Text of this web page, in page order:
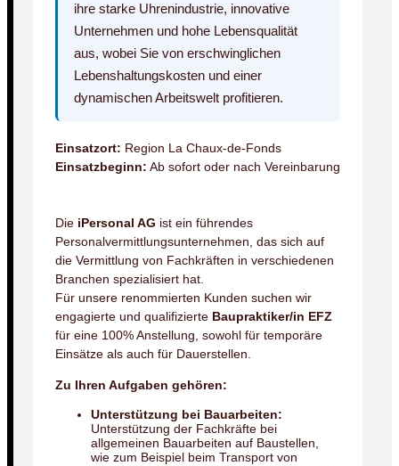
ihre starke Uhrenindustrie, innovative
Unternehmen und hohe Lebensqualität
aus, wobei Sie von erschwinglichen
Lebenshaltungskosten und einer
dynamischen Arbeitswelt profitieren.
Einsatzort: Region La Chaux-de-Fonds
Einsatzbeginn: Ab sofort oder nach Vereinbarung
Die iPersonal AG ist ein führendes
Personalvermittlungsunternehmen, das sich auf
die Vermittlung von Fachkräften in verschiedenen
Branchen spezialisiert hat.
Für unsere renommierten Kunden suchen wir
engagierte und qualifizierte Baupraktiker/in EFZ
für eine 100% Anstellung, sowohl für temporäre
Einsätze als auch für Dauerstellen.
Zu Ihren Aufgaben gehören:
Unterstützung bei Bauarbeiten:
Unterstützung der Fachkräfte bei
allgemeinen Bauarbeiten auf Baustellen,
wie zum Beispiel beim Transport von